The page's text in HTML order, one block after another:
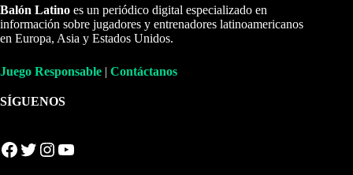
Balón Latino es un periódico digital especializado en
información sobre jugadores y entrenadores latinoamericanos
en Europa, Asia y Estados Unidos.
Juego Responsable | Contáctanos
SÍGUENOS
Facebook Twitter Instagram YouTube